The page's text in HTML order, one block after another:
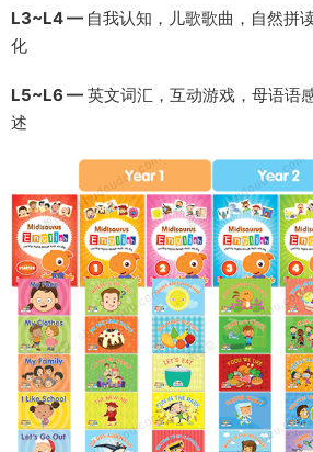
L3~L4 — 自我认知，儿歌歌曲，自然拼
化
L5~L6 — 英文词汇，互动游戏，母语语
述